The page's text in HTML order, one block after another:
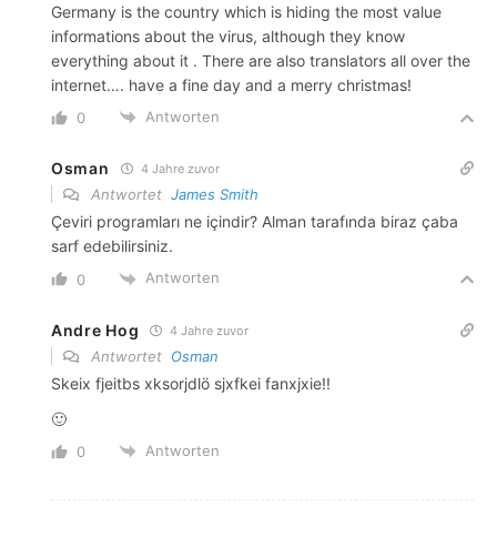
Germany is the country which is hiding the most value
informations about the virus, although they know
everything about it . There are also translators all over the
internet…. have a fine day and a merry christmas!
0 Antworten
Osman 4 Jahre zuvor
Antwortet James Smith
Çeviri programları ne içindir? Alman tarafında biraz çaba
sarf edebilirsiniz.
0 Antworten
Andre Hog 4 Jahre zuvor
Antwortet Osman
Skeix fjeitbs xksorjdlö sjxfkei fanxjxie!!
🙂
0 Antworten